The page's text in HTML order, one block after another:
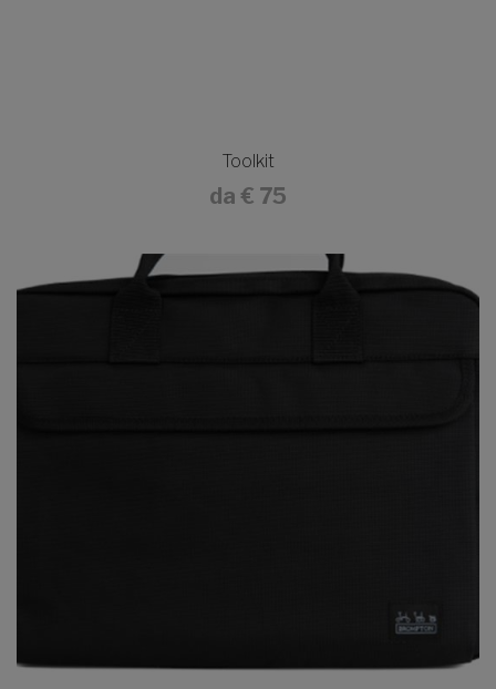
Toolkit
da € 75